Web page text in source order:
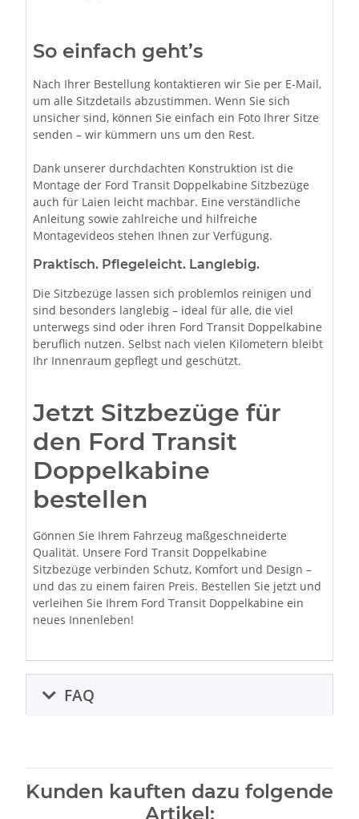
So einfach geht’s
Nach Ihrer Bestellung kontaktieren wir Sie per E-Mail,
um alle Sitzdetails abzustimmen. Wenn Sie sich
unsicher sind, können Sie einfach ein Foto Ihrer Sitze
senden – wir kümmern uns um den Rest.
Dank unserer durchdachten Konstruktion ist die
Montage der Ford Transit Doppelkabine Sitzbezüge
auch für Laien leicht machbar. Eine verständliche
Anleitung sowie zahlreiche und hilfreiche
Montagevideos stehen Ihnen zur Verfügung.
Praktisch. Pflegeleicht. Langlebig.
Die Sitzbezüge lassen sich problemlos reinigen und
sind besonders langlebig – ideal für alle, die viel
unterwegs sind oder ihren Ford Transit Doppelkabine
beruflich nutzen. Selbst nach vielen Kilometern bleibt
Ihr Innenraum gepflegt und geschützt.
Jetzt Sitzbezüge für
den Ford Transit
Doppelkabine
bestellen
Gönnen Sie Ihrem Fahrzeug maßgeschneiderte
Qualität. Unsere Ford Transit Doppelkabine
Sitzbezüge verbinden Schutz, Komfort und Design –
und das zu einem fairen Preis. Bestellen Sie jetzt und
verleihen Sie Ihrem Ford Transit Doppelkabine ein
neues Innenleben!
FAQ
Kunden kauften dazu folgende
Artikel: